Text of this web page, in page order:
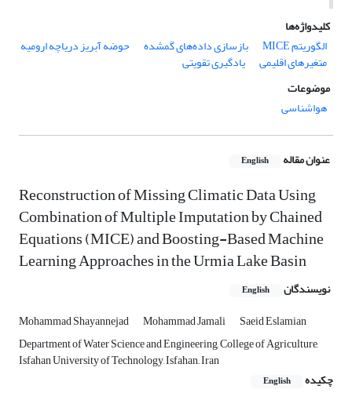
کلیدواژه‌ها
الگوریتم MICE
بازسازی داده‌های گمشده حوضه آبریز دریاچه ارومیه
متغیرهای اقلیمی
یادگیری تقویتی
موضوعات
هواشناسی
عنوان مقاله English
Reconstruction of Missing Climatic Data Using
Combination of Multiple Imputation by Chained
Equations (MICE) and Boosting-Based Machine
Learning Approaches in the Urmia Lake Basin
نویسندگان English
Mohammad Shayannejad Mohammad Jamali
Saeid Eslamian
Department of Water Science and Engineering, College of Agriculture,
Isfahan University of Technology, Isfahan,, Iran
چکیده
English